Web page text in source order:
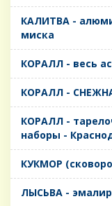
КАЛИТВА -
миска
КОРАЛЛ - весь
КОРАЛЛ -
КОРАЛЛ -
наборы -
КУКМОР
ЛЫСЬВА -